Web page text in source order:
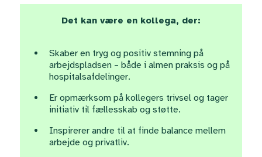
Det kan være en kollega, der:
Skaber en tryg og positiv stemning på
arbejdspladsen – både i almen praksis og på
hospitalsafdelinger.
Er opmærksom på kollegers trivsel og tager
initiativ til fællesskab og støtte.
Inspirerer andre til at finde balance mellem
arbejde og privatliv.